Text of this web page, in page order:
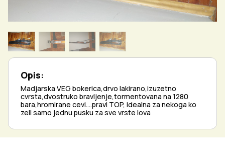
Opis:
Madjarska VEG bokerica,drvo lakirano,izuzetno
cvrsta,dvostruko bravljenje,tormentovana na 1280
bara,hromirane cevi....pravi TOP, idealna za nekoga ko
zeli samo jednu pusku za sve vrste lova